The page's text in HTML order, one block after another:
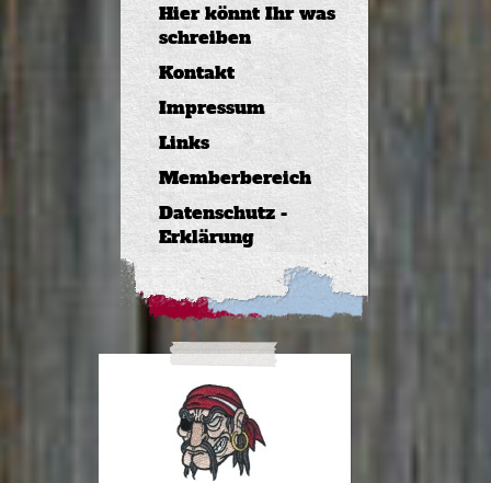
Hier könnt Ihr was
schreiben
Kontakt
Impressum
Links
Memberbereich
Datenschutz -
Erklärung